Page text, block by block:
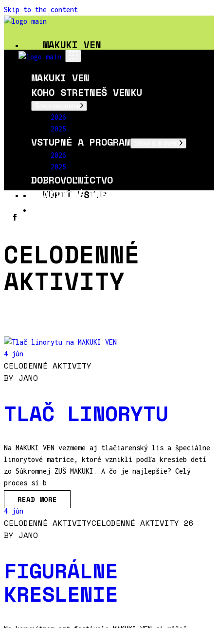
Skip to the content
MAKUKI VEN
KOHO STRETNEŠ VENKU
2026
2025
VSTUPNÉ A PROGRAM
2026
2025
DOBROVOĽNÍCTVO
PRAKTICKÉ INFO
KÚPIŤ VSTUP
MAKUKI VEN
KOHO STRETNEŠ VENKU
Show sub menu
2026
2025
VSTUPNÉ A PROGRAM Show sub menu
2026
2025
DOBROVOĽNÍCTVO
PRAKTICKÉ INFO
CELODENNÉ
AKTIVITY
4 jún
CELODENNÉ AKTIVITY
BY JANO
TLAČ LINORYTU
Na MAKUKI VEN vezmeme aj tlačiarenský lis a špeciálne
linorytové matrice, ktoré vznikli podľa kresieb detí
zo Súkromnej ZUŠ MAKUKI. A čo je najlepšie? Celý
proces si b
READ MORE
4 jún
CELODENNÉ AKTIVITYCELODENNÉ AKTIVITY 26
BY JANO
FIGURÁLNE
KRESLENIE